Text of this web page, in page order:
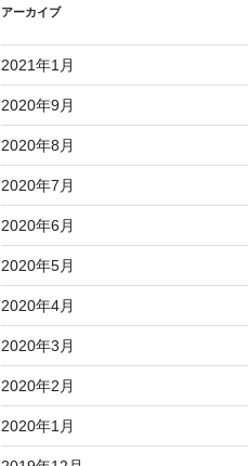
アーカイブ
2021年1月
2020年9月
2020年8月
2020年7月
2020年6月
2020年5月
2020年4月
2020年3月
2020年2月
2020年1月